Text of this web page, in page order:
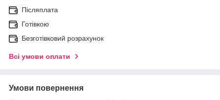
Післяплата
Готівкою
Безготівковий розрахунок
Всі умови оплати
Умови повернення